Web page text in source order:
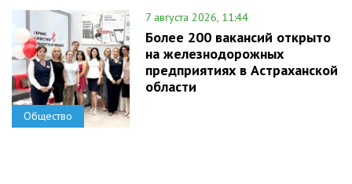
Общество
7 августа 2026, 11:44
Более 200 вакансий открыто
на железнодорожных
предприятиях в Астраханской
области